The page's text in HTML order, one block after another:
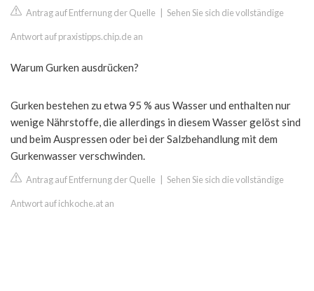
Antrag auf Entfernung der Quelle Sehen Sie sich die vollständige
Antwort auf praxistipps.chip.de an
Warum Gurken ausdrücken?
Gurken bestehen zu etwa 95 % aus Wasser und enthalten nur
wenige Nährstoffe, die allerdings in diesem Wasser gelöst sind
und beim Auspressen oder bei der Salzbehandlung mit dem
Gurkenwasser verschwinden.
Antrag auf Entfernung der Quelle Sehen Sie sich die vollständige
Antwort auf ichkoche.at an